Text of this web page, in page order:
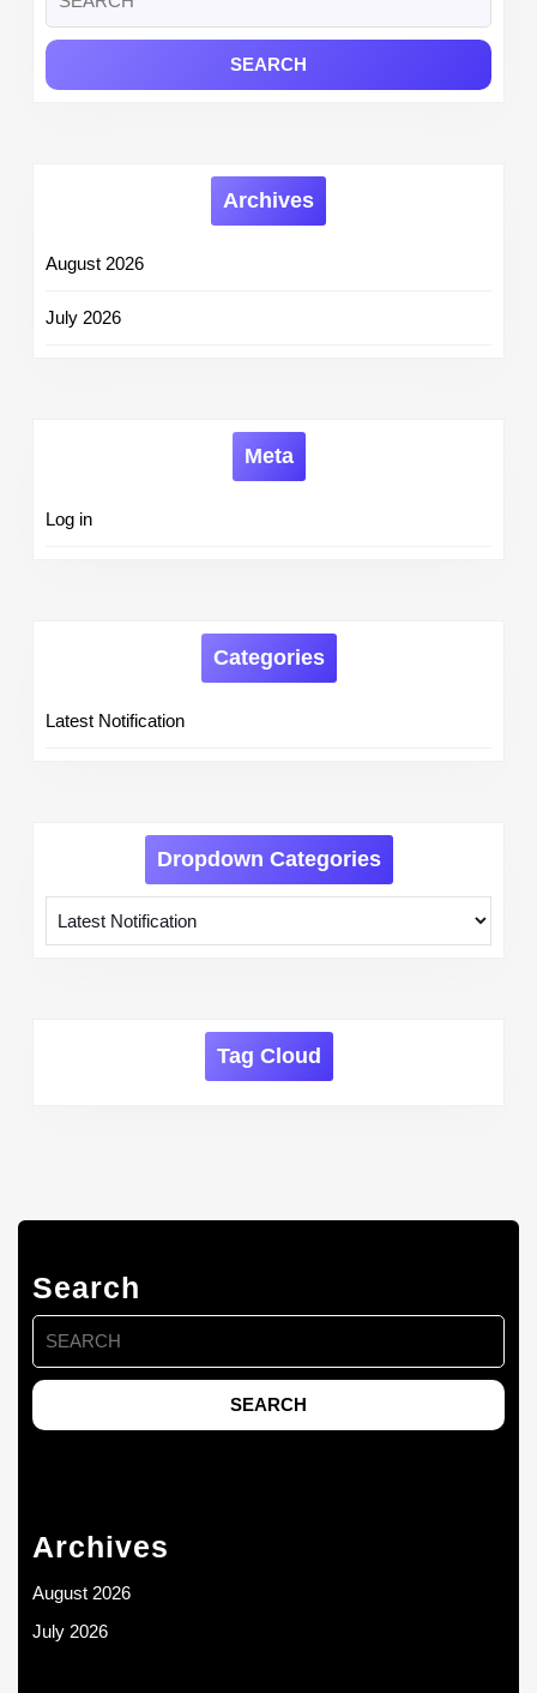
for:
Archives
August 2026
July 2026
Meta
Log in
Categories
Latest Notification
Dropdown Categories
Tag Cloud
Search
Search
for:
Archives
August 2026
July 2026